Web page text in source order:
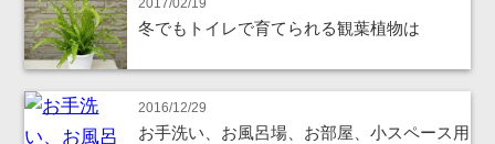
冬でもトイレで育てられる観葉植物は
2016/12/29
お手洗い、お風呂場、お部屋、小スペース用